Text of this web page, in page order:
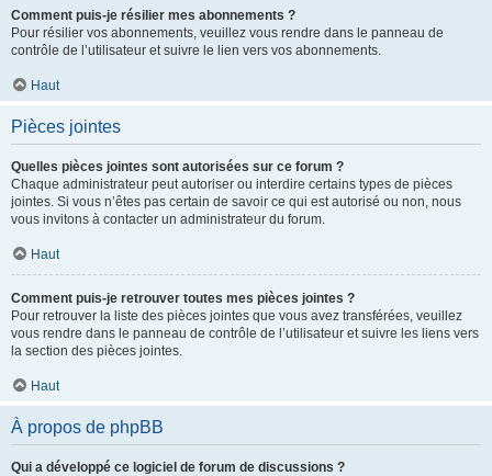
Comment puis-je résilier mes abonnements ?
Pour résilier vos abonnements, veuillez vous rendre dans le panneau de
contrôle de l’utilisateur et suivre le lien vers vos abonnements.
Haut
Pièces jointes
Quelles pièces jointes sont autorisées sur ce forum ?
Chaque administrateur peut autoriser ou interdire certains types de pièces
jointes. Si vous n’êtes pas certain de savoir ce qui est autorisé ou non, nous
vous invitons à contacter un administrateur du forum.
Haut
Comment puis-je retrouver toutes mes pièces jointes ?
Pour retrouver la liste des pièces jointes que vous avez transférées, veuillez
vous rendre dans le panneau de contrôle de l’utilisateur et suivre les liens vers
la section des pièces jointes.
Haut
À propos de phpBB
Qui a développé ce logiciel de forum de discussions ?